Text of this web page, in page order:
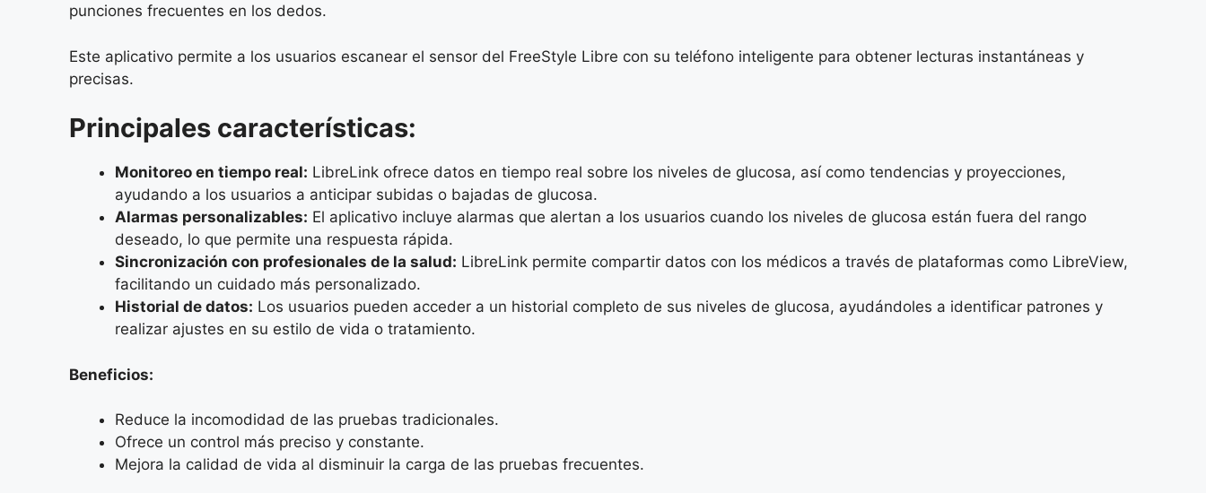
punciones frecuentes en los dedos.
Este aplicativo permite a los usuarios escanear el sensor del FreeStyle Libre con su teléfono inteligente para obtener lecturas instantáneas y
precisas.
Principales características:
Monitoreo en tiempo real: LibreLink ofrece datos en tiempo real sobre los niveles de glucosa, así como tendencias y proyecciones,
ayudando a los usuarios a anticipar subidas o bajadas de glucosa.
Alarmas personalizables: El aplicativo incluye alarmas que alertan a los usuarios cuando los niveles de glucosa están fuera del rango
deseado, lo que permite una respuesta rápida.
Sincronización con profesionales de la salud: LibreLink permite compartir datos con los médicos a través de plataformas como LibreView,
facilitando un cuidado más personalizado.
Historial de datos: Los usuarios pueden acceder a un historial completo de sus niveles de glucosa, ayudándoles a identificar patrones y
realizar ajustes en su estilo de vida o tratamiento.
Beneficios:
Reduce la incomodidad de las pruebas tradicionales.
Ofrece un control más preciso y constante.
Mejora la calidad de vida al disminuir la carga de las pruebas frecuentes.